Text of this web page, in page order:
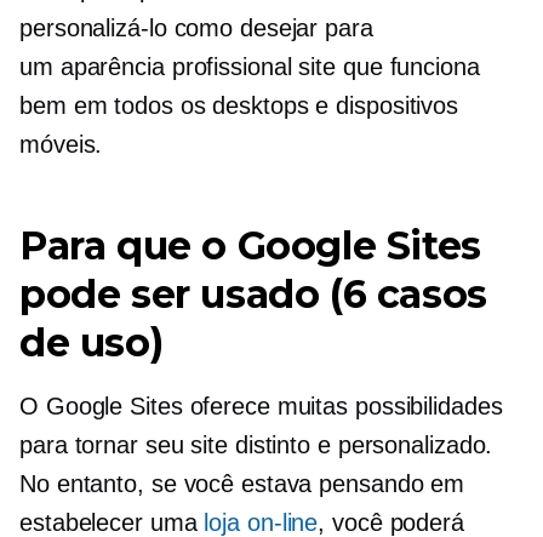
personalizá-lo como desejar para
um aparência profissional site que funciona
bem em todos os desktops e dispositivos
móveis.
Para que o Google Sites
pode ser usado (6 casos
de uso)
O Google Sites oferece muitas possibilidades
para tornar seu site distinto e personalizado.
No entanto, se você estava pensando em
estabelecer uma loja on-line, você poderá